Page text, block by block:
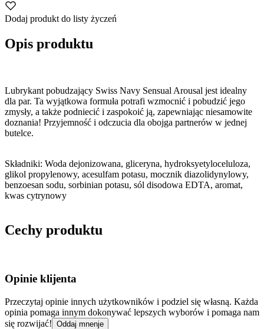
Dodaj produkt do listy życzeń
Opis produktu
Lubrykant pobudzający Swiss Navy Sensual Arousal jest idealny
dla par. Ta wyjątkowa formuła potrafi wzmocnić i pobudzić jego
zmysły, a także podniecić i zaspokoić ją, zapewniając niesamowite
doznania! Przyjemność i odczucia dla obojga partnerów w jednej
butelce.
Składniki: Woda dejonizowana, gliceryna, hydroksyetyloceluloza,
glikol propylenowy, acesulfam potasu, mocznik diazolidynylowy,
benzoesan sodu, sorbinian potasu, sól disodowa EDTA, aromat,
kwas cytrynowy
Cechy produktu
Opinie klijenta
Przeczytaj opinie innych użytkowników i podziel się własną. Każda
opinia pomaga innym dokonywać lepszych wyborów i pomaga nam
się rozwijać! Oddaj mnenje